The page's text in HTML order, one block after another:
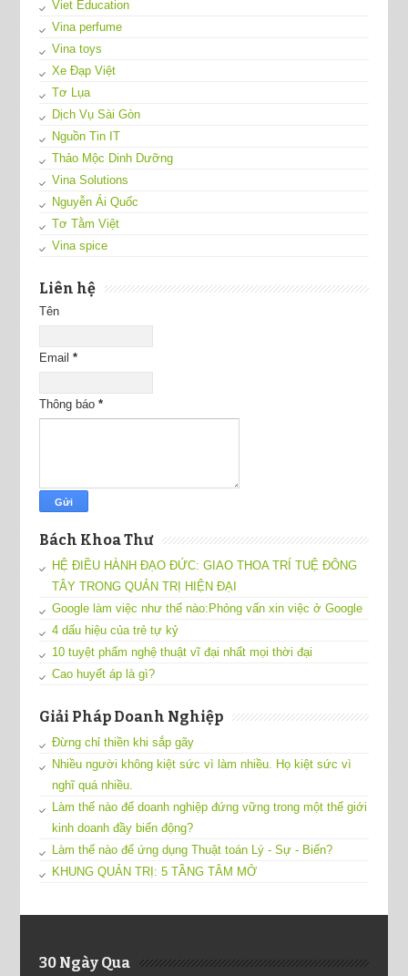
Viet Education
Vina perfume
Vina toys
Xe Đạp Việt
Tơ Lụa
Dịch Vụ Sài Gòn
Nguồn Tin IT
Thảo Mộc Dinh Dưỡng
Vina Solutions
Nguyễn Ái Quốc
Tơ Tằm Việt
Vina spice
Liên hệ
Tên
Email *
Thông báo *
Bách Khoa Thư
HỆ ĐIỀU HÀNH ĐẠO ĐỨC: GIAO THOA TRÍ TUỆ ĐÔNG
TÂY TRONG QUẢN TRỊ HIỆN ĐẠI
Google làm việc như thế nào:Phỏng vấn xin việc ở Google
4 dấu hiệu của trẻ tự kỷ
10 tuyệt phẩm nghệ thuật vĩ đại nhất mọi thời đại
Cao huyết áp là gì?
Giải Pháp Doanh Nghiệp
Đừng chỉ thiền khi sắp gãy
Nhiều người không kiệt sức vì làm nhiều. Họ kiệt sức vì
nghĩ quá nhiều.
Làm thế nào để doanh nghiệp đứng vững trong một thế giới
kinh doanh đầy biến động?
Làm thế nào để ứng dụng Thuật toán Lý - Sự - Biến?
KHUNG QUẢN TRỊ: 5 TẦNG TÂM MỞ
30 Ngày Qua